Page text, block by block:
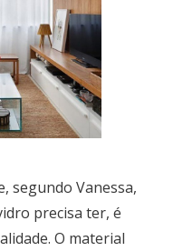
segundo Vanessa,
precisa ter, é
O material